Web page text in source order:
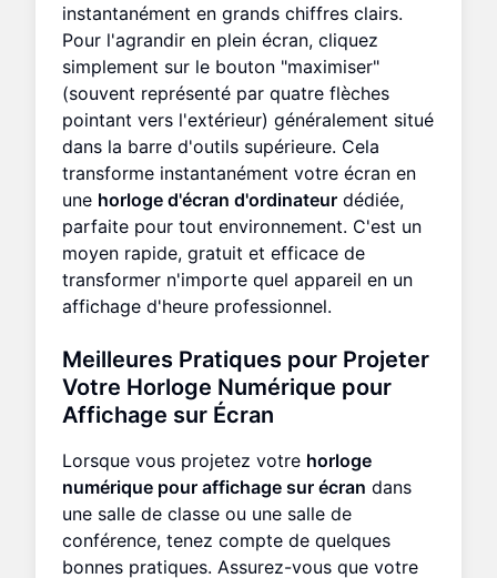
instantanément en grands chiffres clairs.
Pour l'agrandir en plein écran, cliquez
simplement sur le bouton "maximiser"
(souvent représenté par quatre flèches
pointant vers l'extérieur) généralement situé
dans la barre d'outils supérieure. Cela
transforme instantanément votre écran en
une horloge d'écran d'ordinateur dédiée,
parfaite pour tout environnement. C'est un
moyen rapide, gratuit et efficace de
transformer n'importe quel appareil en un
affichage d'heure professionnel.
Meilleures Pratiques pour Projeter
Votre Horloge Numérique pour
Affichage sur Écran
Lorsque vous projetez votre horloge
numérique pour affichage sur écran dans
une salle de classe ou une salle de
conférence, tenez compte de quelques
bonnes pratiques. Assurez-vous que votre